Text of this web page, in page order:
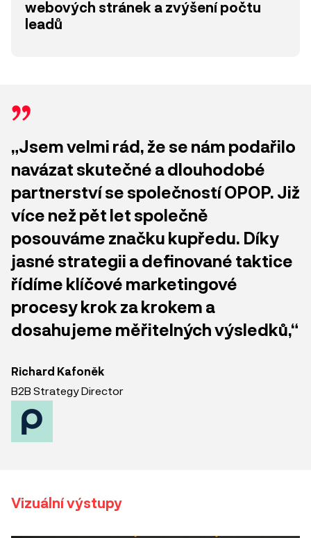
webových stránek a zvýšení počtu
leadů
„Jsem velmi rád, že se nám podařilo
navázat skutečné a dlouhodobé
partnerství se společností OPOP. Již
více než pět let společně
posouváme značku kupředu. Díky
jasné strategii a definované taktice
řídíme klíčové marketingové
procesy krok za krokem a
dosahujeme měřitelných výsledků,“
Richard Kafoněk
B2B Strategy Director
Vizuální výstupy